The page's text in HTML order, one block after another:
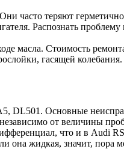
часто теряют
Распознать
масла. Стоимость
гасящей
DL501. Основные
от величины
что и в Audi
она жидкая, значит, пора